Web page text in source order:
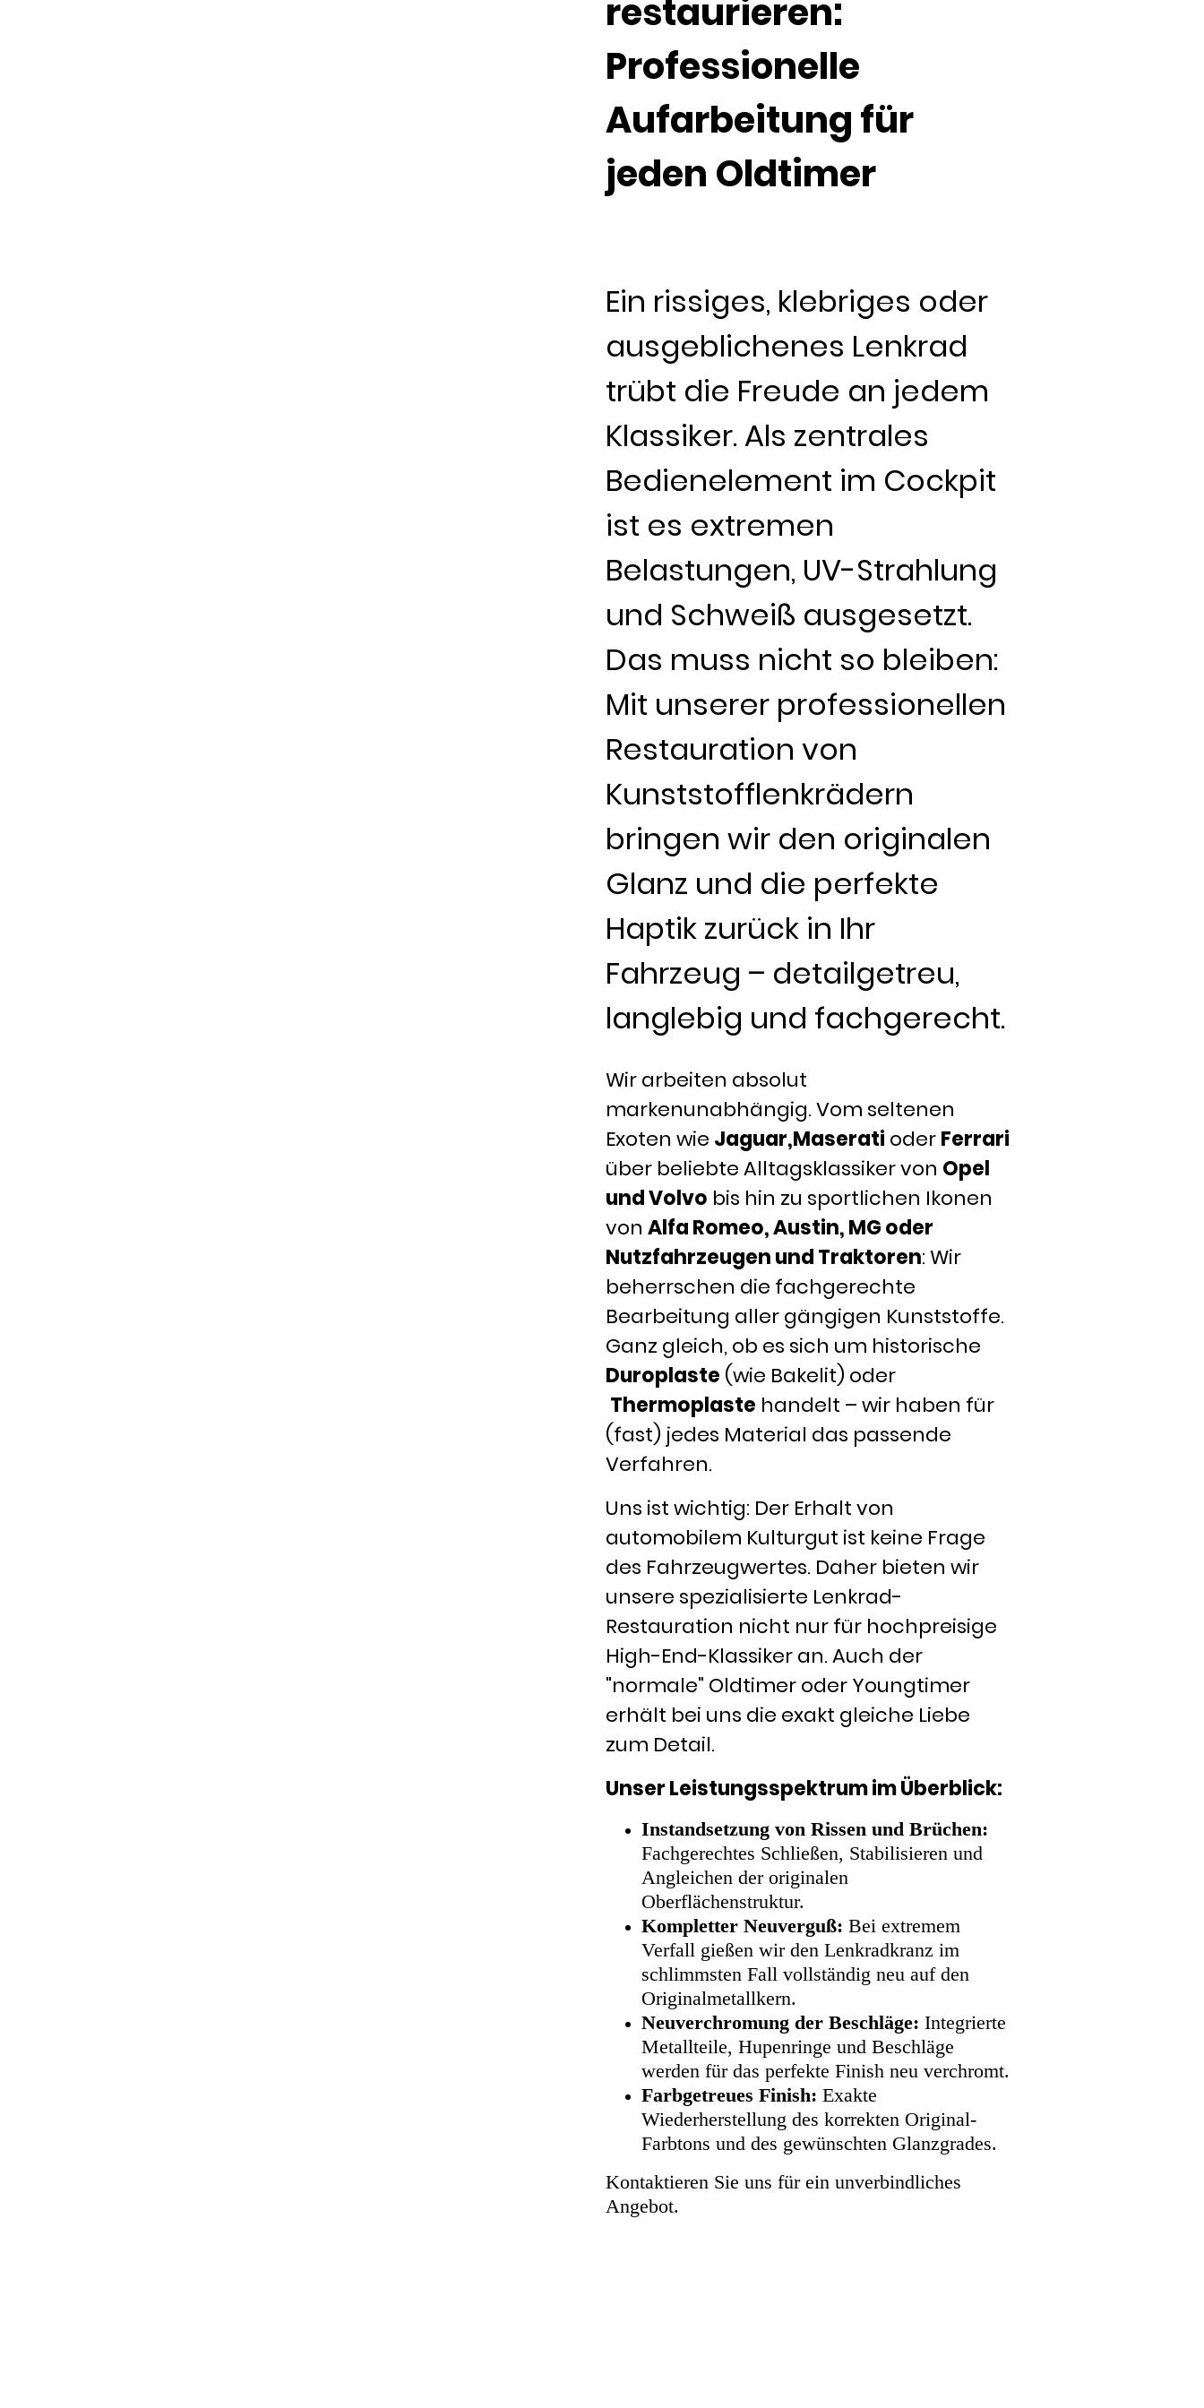
restaurieren:
Professionelle
Aufarbeitung für
jeden Oldtimer
Ein rissiges, klebriges oder
ausgeblichenes Lenkrad
trübt die Freude an jedem
Klassiker. Als zentrales
Bedienelement im Cockpit
ist es extremen
Belastungen, UV-Strahlung
und Schweiß ausgesetzt.
Das muss nicht so bleiben:
Mit unserer professionellen
Restauration von
Kunststofflenkrädern
bringen wir den originalen
Glanz und die perfekte
Haptik zurück in Ihr
Fahrzeug – detailgetreu,
langlebig und fachgerecht.
Wir arbeiten absolut
markenunabhängig. Vom seltenen
Exoten wie Jaguar,Maserati oderFerrari
über beliebte Alltagsklassiker von Opel
und Volvo bis hin zu sportlichen Ikonen
von Alfa Romeo, Austin, MG oder
Nutzfahrzeugen und Traktoren: Wir
beherrschen die fachgerechte
Bearbeitung aller gängigen Kunststoffe.
Ganz gleich, ob es sich um historische
Duroplaste (wie Bakelit) oder
Thermoplaste handelt – wir haben für
(fast) jedes Material das passende
Verfahren.
Uns ist wichtig: Der Erhalt von
automobilem Kulturgut ist keine Frage
des Fahrzeugwertes. Daher bieten wir
unsere spezialisierte Lenkrad-
Restauration nicht nur für hochpreisige
High-End-Klassiker an. Auch der
"normale" Oldtimer oder Youngtimer
erhält bei uns die exakt gleiche Liebe
zum Detail.
Unser Leistungsspektrum im Überblick:
Instandsetzung von Rissen und Brüchen:
Fachgerechtes Schließen, Stabilisieren und
Angleichen der originalen
Oberflächenstruktur.
Kompletter Neuverguß: Bei extremem
Verfall gießen wir den Lenkradkranz im
schlimmsten Fall vollständig neu auf den
Originalmetallkern.
Neuverchromung der Beschläge: Integrierte
Metallteile, Hupenringe und Beschläge
werden für das perfekte Finish neu verchromt.
Farbgetreues Finish: Exakte
Wiederherstellung des korrekten Original-
Farbtons und des gewünschten Glanzgrades.
Kontaktieren Sie uns für ein unverbindliches
Angebot.